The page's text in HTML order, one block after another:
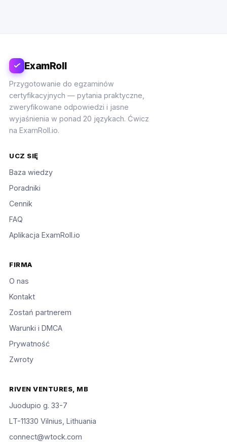
ExamRoll
Przygotowanie do egzaminów
certyfikacyjnych — pytania praktyczne,
zweryfikowane odpowiedzi i jasne
wyjaśnienia w ponad 20 językach. Ćwicz
na ExamRoll.io.
UCZ SIĘ
Baza wiedzy
Poradniki
Cennik
FAQ
Aplikacja ExamRoll.io
FIRMA
O nas
Kontakt
Zostań partnerem
Warunki i DMCA
Prywatność
Zwroty
RIVEN VENTURES, MB
Juodupio g. 33-7
LT-11330 Vilnius, Lithuania
connect@wtock.com